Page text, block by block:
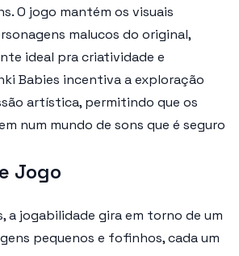
O jogo mantém os visuais
malucos do original,
ideal pra criatividade e
Babies incentiva a exploração
artística, permitindo que os
num mundo de sons que é seguro
Jogo
a jogabilidade gira em torno de um
pequenos e fofinhos, cada um